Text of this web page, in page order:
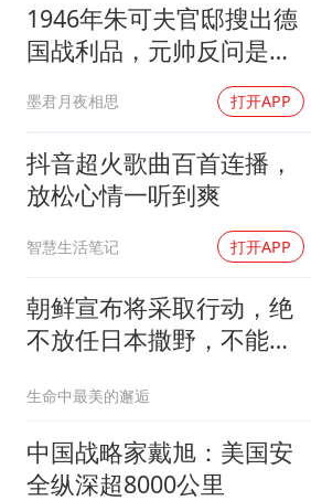
1946年朱可夫官邸搜出德
国战利品，元帅反问是否
墨君月夜相思 打开APP
抖音超火歌曲百首连播，
放松心情一听到爽
智慧生活笔记 打开APP
朝鲜宣布将采取行动，绝
不放任日本撒野，不能让
生命中最美的邂逅
中国战略家戴旭：美国安
全纵深超8000公里